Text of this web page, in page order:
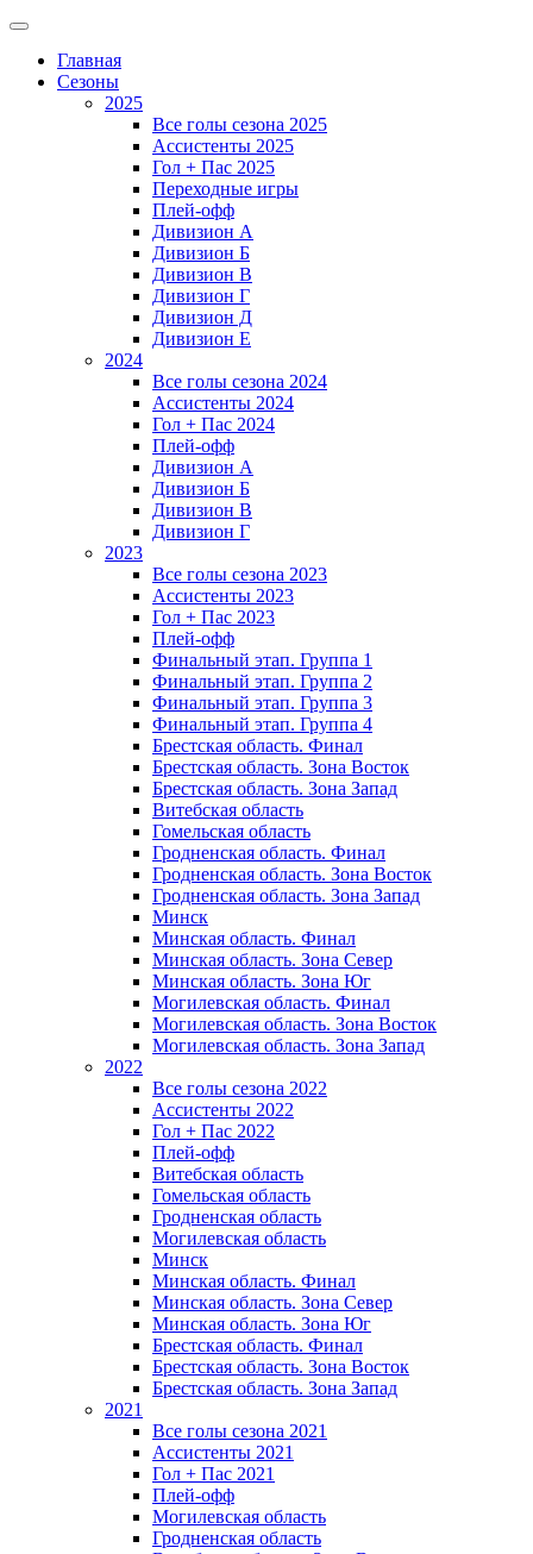
Главная
Сезоны
2025
Все голы сезона 2025
Ассистенты 2025
Гол + Пас 2025
Переходные игры
Плей-офф
Дивизион A
Дивизион Б
Дивизион В
Дивизион Г
Дивизион Д
Дивизион Е
2024
Все голы сезона 2024
Ассистенты 2024
Гол + Пас 2024
Плей-офф
Дивизион A
Дивизион Б
Дивизион В
Дивизион Г
2023
Все голы сезона 2023
Ассистенты 2023
Гол + Пас 2023
Плей-офф
Финальный этап. Группа 1
Финальный этап. Группа 2
Финальный этап. Группа 3
Финальный этап. Группа 4
Брестская область. Финал
Брестская область. Зона Восток
Брестская область. Зона Запад
Витебская область
Гомельская область
Гродненская область. Финал
Гродненская область. Зона Восток
Гродненская область. Зона Запад
Минск
Минская область. Финал
Минская область. Зона Север
Минская область. Зона Юг
Могилевская область. Финал
Могилевская область. Зона Восток
Могилевская область. Зона Запад
2022
Все голы сезона 2022
Ассистенты 2022
Гол + Пас 2022
Плей-офф
Витебская область
Гомельская область
Гродненская область
Могилевская область
Минск
Mинская область. Финал
Минская область. Зона Север
Минская область. Зона Юг
Брестская область. Финал
Брестская область. Зона Восток
Брестская область. Зона Запад
2021
Все голы сезона 2021
Ассистенты 2021
Гол + Пас 2021
Плей-офф
Могилевская область
Гродненская область